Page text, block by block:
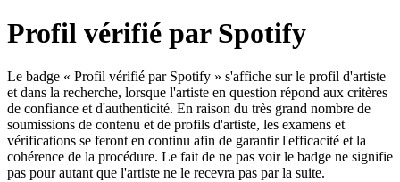
Profil vérifié par Spotify
Le badge « Profil vérifié par Spotify » s'affiche sur le profil d'artiste
et dans la recherche, lorsque l'artiste en question répond aux critères
de confiance et d'authenticité. En raison du très grand nombre de
soumissions de contenu et de profils d'artiste, les examens et
vérifications se feront en continu afin de garantir l'efficacité et la
cohérence de la procédure. Le fait de ne pas voir le badge ne signifie
pas pour autant que l'artiste ne le recevra pas par la suite.